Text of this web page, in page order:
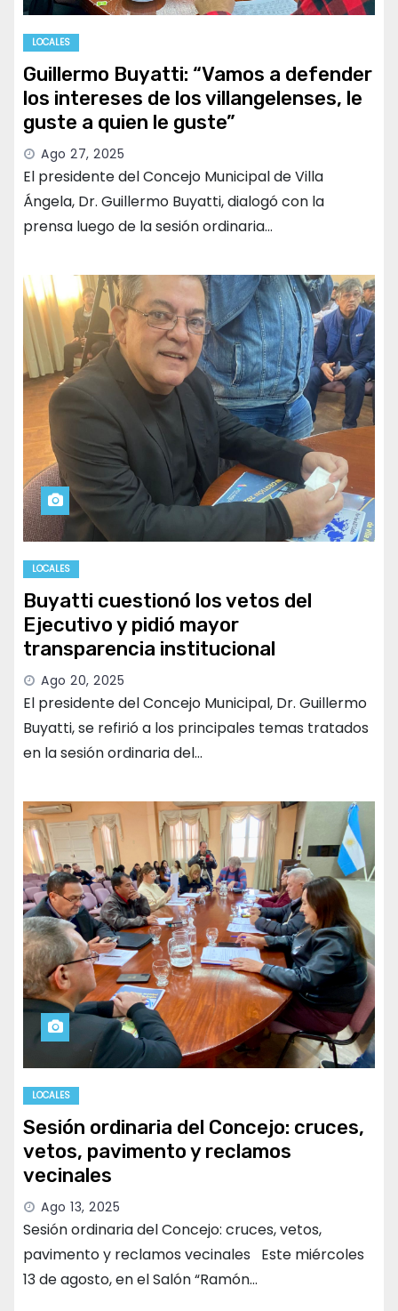
LOCALES
Guillermo Buyatti: “Vamos a defender
los intereses de los villangelenses, le
guste a quien le guste”
Ago 27, 2025
El presidente del Concejo Municipal de Villa
Ángela, Dr. Guillermo Buyatti, dialogó con la
prensa luego de la sesión ordinaria…
LOCALES
Buyatti cuestionó los vetos del
Ejecutivo y pidió mayor
transparencia institucional
Ago 20, 2025
El presidente del Concejo Municipal, Dr. Guillermo
Buyatti, se refirió a los principales temas tratados
en la sesión ordinaria del…
LOCALES
Sesión ordinaria del Concejo: cruces,
vetos, pavimento y reclamos
vecinales
Ago 13, 2025
Sesión ordinaria del Concejo: cruces, vetos,
pavimento y reclamos vecinales Este miércoles
13 de agosto, en el Salón “Ramón…